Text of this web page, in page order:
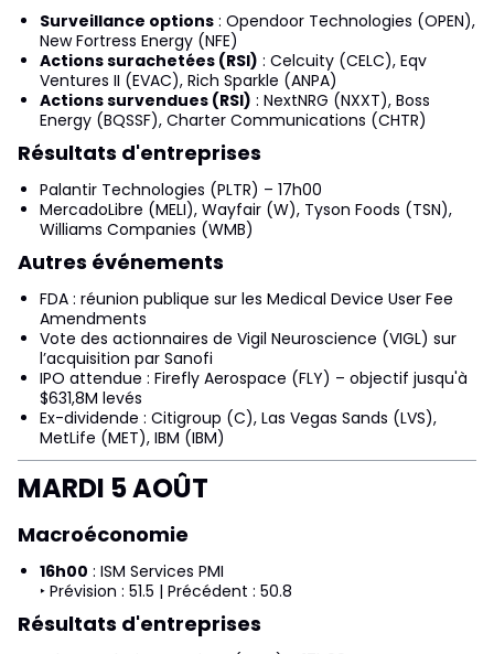
Surveillance options : Opendoor Technologies (OPEN),
New Fortress Energy (NFE)
Actions surachetées (RSI) : Celcuity (CELC), Eqv
Ventures II (EVAC), Rich Sparkle (ANPA)
Actions survendues (RSI) : NextNRG (NXXT), Boss
Energy (BQSSF), Charter Communications (CHTR)
Résultats d'entreprises
Palantir Technologies (PLTR) – 17h00
MercadoLibre (MELI), Wayfair (W), Tyson Foods (TSN),
Williams Companies (WMB)
Autres événements
FDA : réunion publique sur les Medical Device User Fee
Amendments
Vote des actionnaires de Vigil Neuroscience (VIGL) sur
l’acquisition par Sanofi
IPO attendue : Firefly Aerospace (FLY) – objectif jusqu'à
$631,8M levés
Ex-dividende : Citigroup (C), Las Vegas Sands (LVS),
MetLife (MET), IBM (IBM)
MARDI 5 AOÛT
Macroéconomie
16h00 : ISM Services PMI
‣ Prévision : 51.5 | Précédent : 50.8
Résultats d'entreprises